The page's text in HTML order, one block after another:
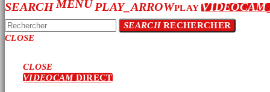
SEARCHMENUPLAY_ARROWPLAY VIDEOCAM
SEARCHRECHERCHER
CLOSE
CLOSE
VIDEOCAMDIRECT